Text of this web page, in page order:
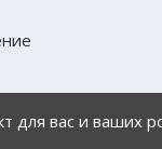
для вас и ваших